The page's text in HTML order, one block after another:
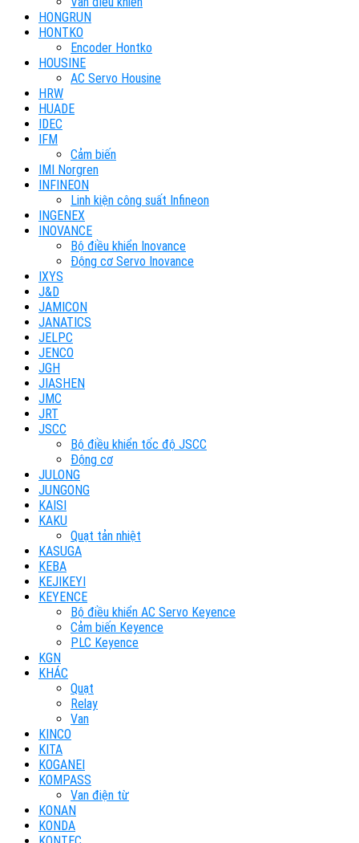
HONGRUN
HONTKO
Encoder Hontko
HOUSINE
AC Servo Housine
HRW
HUADE
IDEC
IFM
Cảm biến
IMI Norgren
INFINEON
Linh kiện công suất Infineon
INGENEX
INOVANCE
Bộ điều khiển Inovance
Động cơ Servo Inovance
IXYS
J&D
JAMICON
JANATICS
JELPC
JENCO
JGH
JIASHEN
JMC
JRT
JSCC
Bộ điều khiển tốc độ JSCC
Động cơ
JULONG
JUNGONG
KAISI
KAKU
Quạt tản nhiệt
KASUGA
KEBA
KEJIKEYI
KEYENCE
Bộ điều khiển AC Servo Keyence
Cảm biến Keyence
PLC Keyence
KGN
KHÁC
Quạt
Relay
Van
KINCO
KITA
KOGANEI
KOMPASS
Van điện từ
KONAN
KONDA